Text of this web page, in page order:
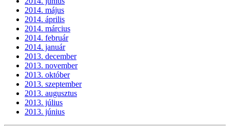
2014. május
2014. április
2014. március
2014. február
2014. január
2013. december
2013. november
2013. október
2013. szeptember
2013. augusztus
2013. július
2013. június